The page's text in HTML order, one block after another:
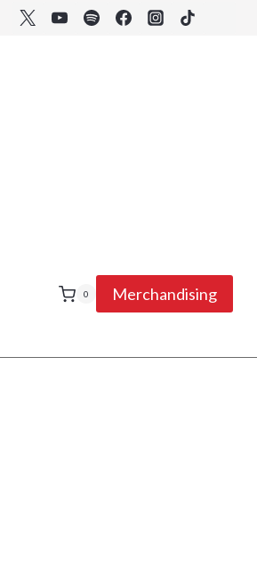
0 Merchandising